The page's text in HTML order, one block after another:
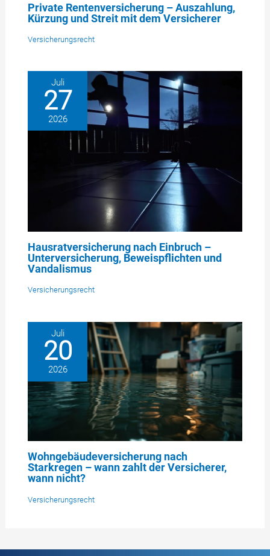
Private Rentenversicherung – Auszahlung,
Kürzung und Streit mit dem Versicherer
Versicherungsrecht
Juli
27
2026
Hausratversicherung nach Einbruch –
Unterversicherung, Beweispflichten und
Vandalismus
Versicherungsrecht
Juli
20
2026
Wohngebäudeversicherung nach
Starkregen – wann zahlt der Versicherer,
wann nicht?
Versicherungsrecht